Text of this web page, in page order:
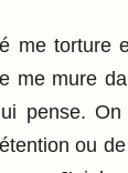
me torture
me mure
pense.
ou